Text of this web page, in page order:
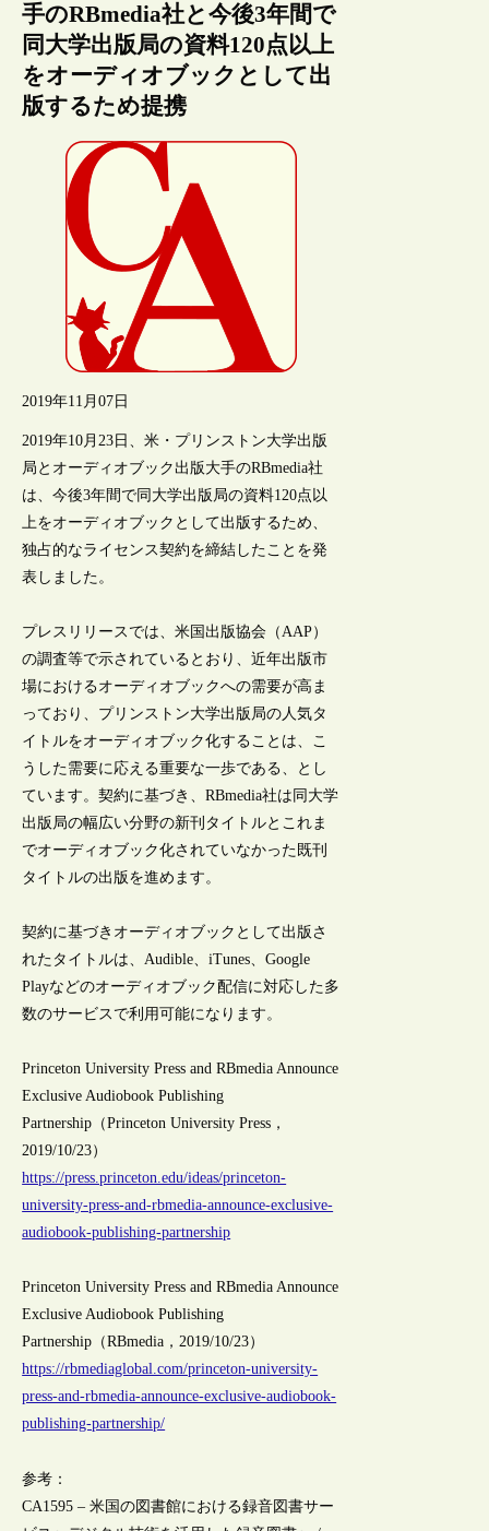
手のRBmedia社と今後3年間で
同大学出版局の資料120点以上
をオーディオブックとして出
版するため提携
2019年11月07日
2019年10月23日、米・プリンストン大学出版
局とオーディオブック出版大手のRBmedia社
は、今後3年間で同大学出版局の資料120点以
上をオーディオブックとして出版するため、
独占的なライセンス契約を締結したことを発
表しました。
プレスリリースでは、米国出版協会（AAP）
の調査等で示されているとおり、近年出版市
場におけるオーディオブックへの需要が高ま
っており、プリンストン大学出版局の人気タ
イトルをオーディオブック化することは、こ
うした需要に応える重要な一歩である、とし
ています。契約に基づき、RBmedia社は同大学
出版局の幅広い分野の新刊タイトルとこれま
でオーディオブック化されていなかった既刊
タイトルの出版を進めます。
契約に基づきオーディオブックとして出版さ
れたタイトルは、Audible、iTunes、Google
Playなどのオーディオブック配信に対応した多
数のサービスで利用可能になります。
Princeton University Press and RBmedia Announce
Exclusive Audiobook Publishing
Partnership（Princeton University Press，
2019/10/23）
https://press.princeton.edu/ideas/princeton-
university-press-and-rbmedia-announce-exclusive-
audiobook-publishing-partnership
Princeton University Press and RBmedia Announce
Exclusive Audiobook Publishing
Partnership（RBmedia，2019/10/23）
https://rbmediaglobal.com/princeton-university-
press-and-rbmedia-announce-exclusive-audiobook-
publishing-partnership/
参考：
CA1595 – 米国の図書館における録音図書サー